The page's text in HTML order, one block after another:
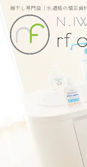
梅干し専門店｜水道橋の矯正歯